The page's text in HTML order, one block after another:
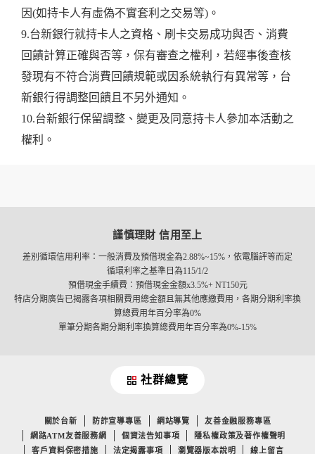
因(如持卡人有虛偽不實套利之交易等)。
9.台新銀行就持卡人之資格、刷卡交易成功與否、消費
回饋計算正確與否等，保有審查之權利，若經事後查核
發現有不符合消費回饋規範或因系統執行有異常等，台
新銀行得調整回饋且不另外通知。
10.台新銀行保留調整、變更及同意持卡人參加本活動之
權利。
謹慎理財 信用至上
差別循環信用利率：一般消費及預借現金為2.88%~15%，依電腦評等而定
循環利率之基準日為115/1/2
預借現金手續費：預借現金金額x3.5%+ NT150元
特店分期廣告已揭露各項相關費用總金額且無其他應繳費用，各期分期利率換
算總費用年百分率為0%
單筆分期各期分期利率換算總費用年百分率為0%-15%
社群總覽
關於台新 防詐宣導專區 網站導覽
友善金融服務專區
網路ATM友善服務網
個資法告知事項
隱私權政策及著作權聲明
客戶資料保密措施
法定揭露事項 瀏覽器版本說明 線上留言